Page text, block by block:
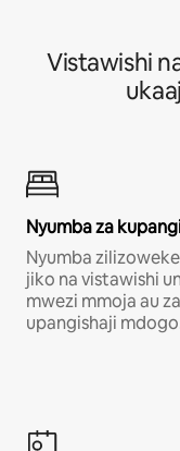
Vistawishi
Nyumba za
Nyumba
jiko na vistawishi
mwezi mmoja au
upangishaji